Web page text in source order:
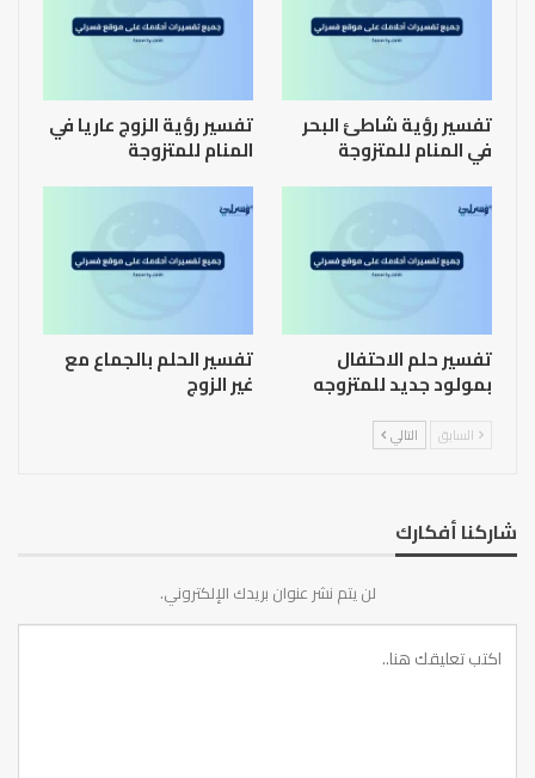
تفسير رؤية شاطئ البحر
في المنام للمتزوجة
تفسير رؤية الزوج عاريا في
المنام للمتزوجة
تفسير حلم الاحتفال
بمولود جديد للمتزوجه
تفسير الحلم بالجماع مع
غير الزوج
السابق التالي
شاركنا أفكارك
لن يتم نشر عنوان بريدك الإلكتروني.